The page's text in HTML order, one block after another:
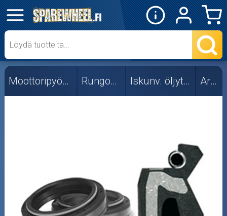
✕
Mopon osat
Skootterin osat
Crossipyörän osat
Mopoauton osat
Mönkijän osat
Moottoripyörän osat Rungon osat Iskunv. öljytiivisteet Ariete